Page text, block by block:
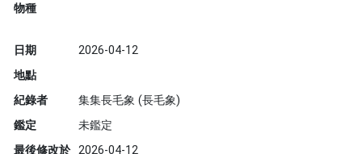
物種
日期
2026-04-12
地點
紀錄者
集集長毛象 (長毛象)
鑑定
未鑑定
最後修改於 2026-04-12